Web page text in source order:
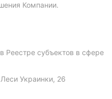
Компании.
Реестре субъектов в сфере
Украинки, 26